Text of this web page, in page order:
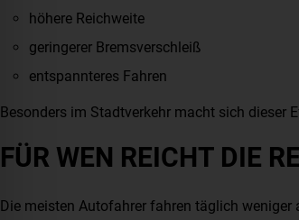
höhere Reichweite
geringerer Bremsverschleiß
entspannteres Fahren
Besonders im Stadtverkehr macht sich dieser
FÜR WEN REICHT DIE
Die meisten Autofahrer fahren täglich weniger